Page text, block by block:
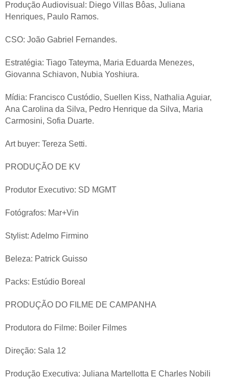
Produção Audiovisual: Diego Villas Bôas, Juliana
Henriques, Paulo Ramos.
CSO: João Gabriel Fernandes.
Estratégia: Tiago Tateyma, Maria Eduarda Menezes,
Giovanna Schiavon, Nubia Yoshiura.
Mídia: Francisco Custódio, Suellen Kiss, Nathalia Aguiar,
Ana Carolina da Silva, Pedro Henrique da Silva, Maria
Carmosini, Sofia Duarte.
Art buyer: Tereza Setti.
PRODUÇÃO DE KV
Produtor Executivo: SD MGMT
Fotógrafos: Mar+Vin
Stylist: Adelmo Firmino
Beleza: Patrick Guisso
Packs: Estúdio Boreal
PRODUÇÃO DO FILME DE CAMPANHA
Produtora do Filme: Boiler Filmes
Direção: Sala 12
Produção Executiva: Juliana Martellotta E Charles Nobili